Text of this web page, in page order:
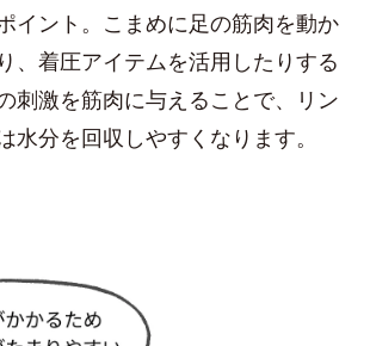
イント。こまめに足の筋肉を動か
、着圧アイテムを活用したりする
刺激を筋肉に与えることで、リン
水分を回収しやすくなります。